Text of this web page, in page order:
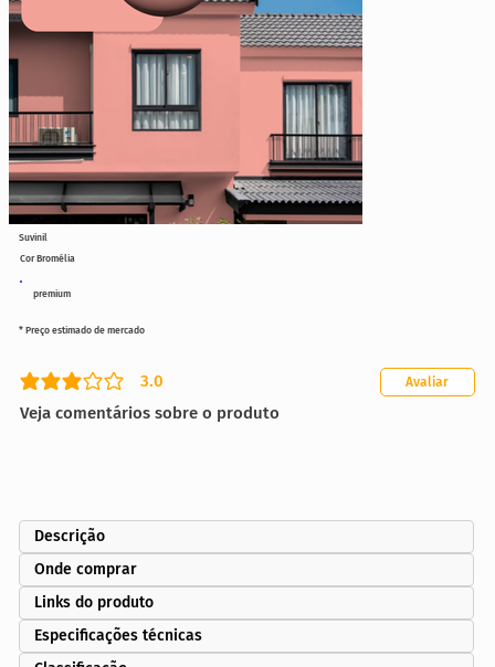
premium
Cor Bromélia
3.0
classificação média é 3 de 5
Veja comentários sobre o produto
Avaliar
* Preço estimado de mercado
Suvinil
Descrição
Onde comprar
Links do produto
Especificações técnicas